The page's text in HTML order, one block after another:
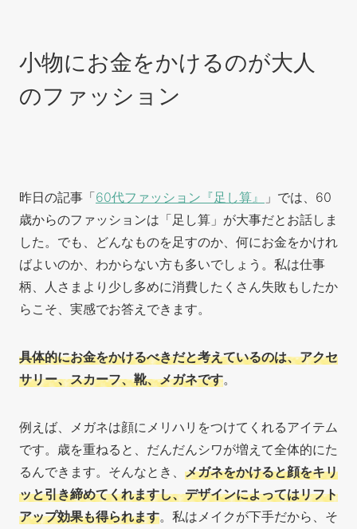
小物にお金をかけるのが大人
のファッション
昨日の記事「60代ファッション『足し算』
」では、60
歳からのファッションは「足し算」が大事だとお話しま
した。でも、どんなものを足すのか、何にお金をかけれ
ばよいのか、わからない方も多いでしょう。私は仕事
柄、人さまより少し多めに消費したくさん失敗もしたか
らこそ、実感でお答えできます。
具体的にお金をかけるべきだと考えているのは、アクセ
サリー、スカーフ、靴、メガネです。
例えば、メガネは顔にメリハリをつけてくれるアイテム
です。歳を重ねると、だんだんシワが増えて全体的にた
るんできます。そんなとき、 メガネをかけると顔をキリ
ッと引き締めてくれますし、デザインによってはリフト
アップ効果も得られます。私はメイクが下手だから、そ